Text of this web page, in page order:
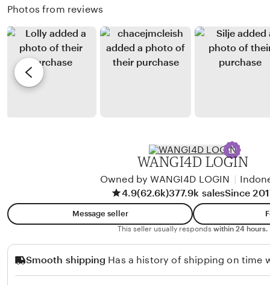
l
n
a
i
e
s
m
y
F
a
i
e
i
o
l
e
Photos from reviews
WANGI4D LOGIN
Owned by WANGI4D LOGIN
4.9(62.6k)377.9k salesSince
Message seller
This seller usually responds within 24 hours.
Smooth shipping Has a history of shipping on time